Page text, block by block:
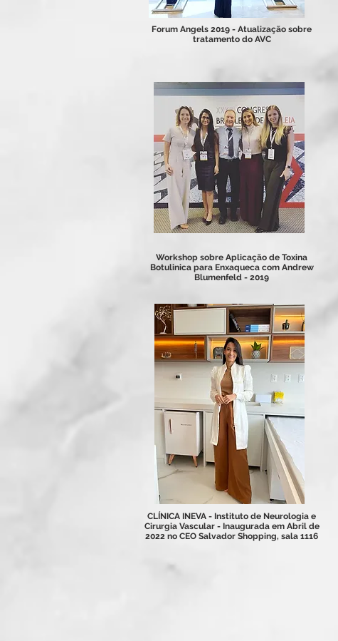
Forum Angels 2019 - Atualização sobre
tratamento do AVC
Workshop sobre Aplicação de Toxina
Botulinica para Enxaqueca com Andrew
Blumenfeld - 2019
CLÍNICA INEVA - Instituto de Neurologia e
Cirurgia Vascular - Inaugurada em Abril de
2022 no CEO Salvador Shopping, sala 1116